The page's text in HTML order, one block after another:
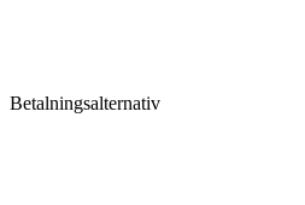
Betalningsalternativ